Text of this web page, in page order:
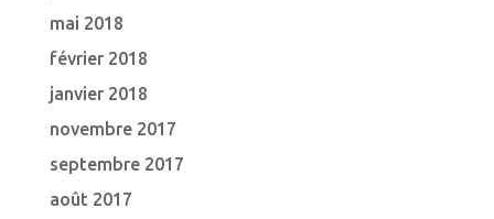
mai 2018
février 2018
janvier 2018
novembre 2017
septembre 2017
août 2017